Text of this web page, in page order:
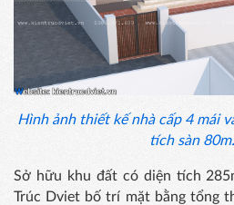
Hình ảnh thiết kế nhà cấp 4 mái
tích sàn
Sở hữu khu đất có diện tích
Trúc Dviet bố trí mặt bằng tổng